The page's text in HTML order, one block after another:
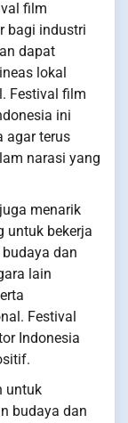
film
bagi industri
dapat
lokal
Festival film
ini
agar terus
narasi yang
menarik
untuk bekerja
dan
lain
Festival
Indonesia
untuk
budaya dan